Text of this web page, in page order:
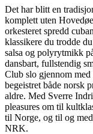
Det har blitt en
komplett uten
orkesteret spredd
klassikere du trodde
salsa og polyrytmikk
dansbart, fullstendig
Club slo gjennom
begeistret både norsk
aldre. Med Sverre
pleasures om til
til Norge, og til og
NRK.